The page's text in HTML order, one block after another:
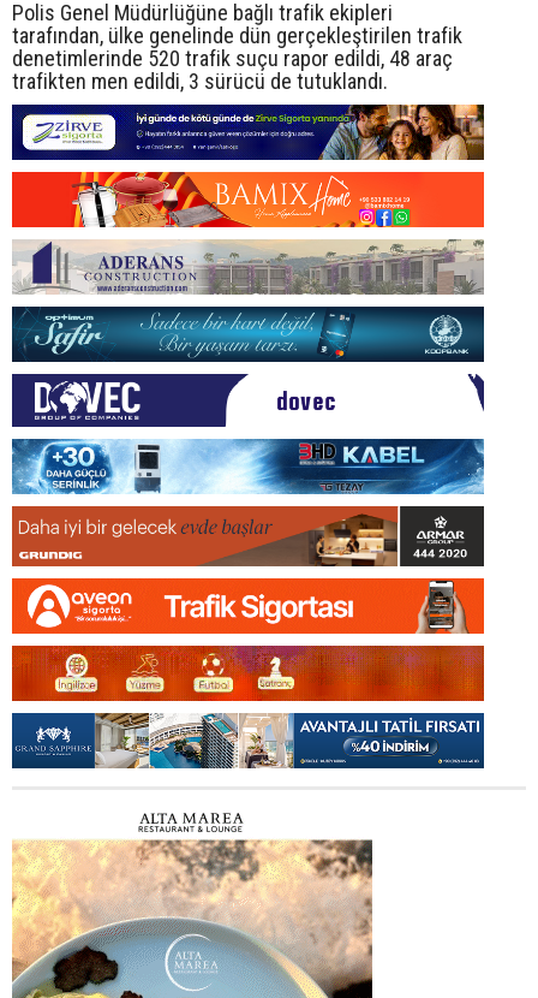
Polis Genel Müdürlüğüne bağlı trafik ekipleri
tarafından, ülke genelinde dün gerçekleştirilen trafik
denetimlerinde 520 trafik suçu rapor edildi, 48 araç
trafikten men edildi, 3 sürücü de tutuklandı.